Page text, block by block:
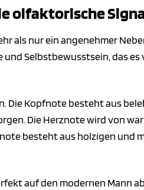
olfaktorische
als nur ein angenehmer
Selbstbewusstsein, das
Die Kopfnote besteht aus
Die Herznote wird von
besteht aus holzigen und
auf den modernen Mann